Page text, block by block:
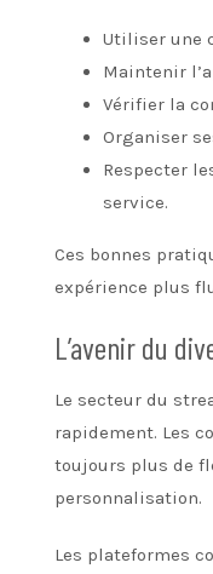
Utiliser une
Maintenir
Vérifier la
Organiser
Respecter
service.
Ces bonnes
expérience plus
L’avenir du
Le secteur du
rapidement. Les
toujours plus de
personnalisation.
Les plateformes